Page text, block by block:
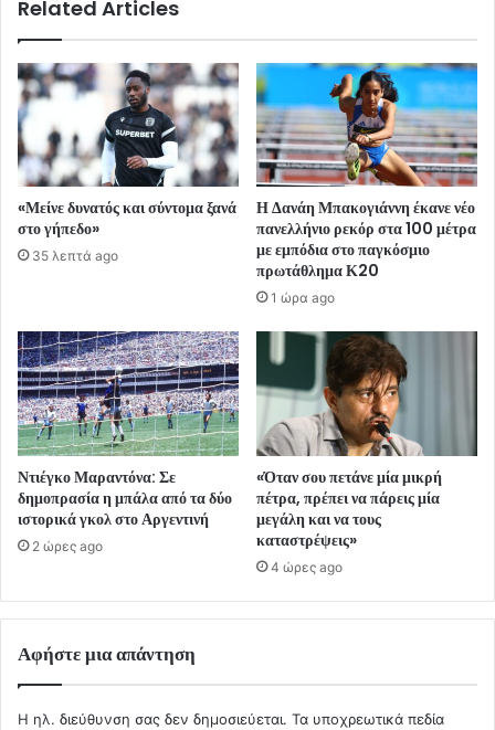
Related Articles
«Μείνε δυνατός και σύντομα ξανά
στο γήπεδο»
35 λεπτά ago
Η Δανάη Μπακογιάννη έκανε νέο
πανελλήνιο ρεκόρ στα 100 μέτρα
με εμπόδια στο παγκόσμιο
πρωτάθλημα Κ20
1 ώρα ago
Ντιέγκο Μαραντόνα: Σε
δημοπρασία η μπάλα από τα δύο
ιστορικά γκολ στο Αργεντινή
2 ώρες ago
«Όταν σου πετάνε μία μικρή
πέτρα, πρέπει να πάρεις μία
μεγάλη και να τους
καταστρέψεις»
4 ώρες ago
Αφήστε μια απάντηση
Η ηλ. διεύθυνση σας δεν δημοσιεύεται. Τα υποχρεωτικά πεδία